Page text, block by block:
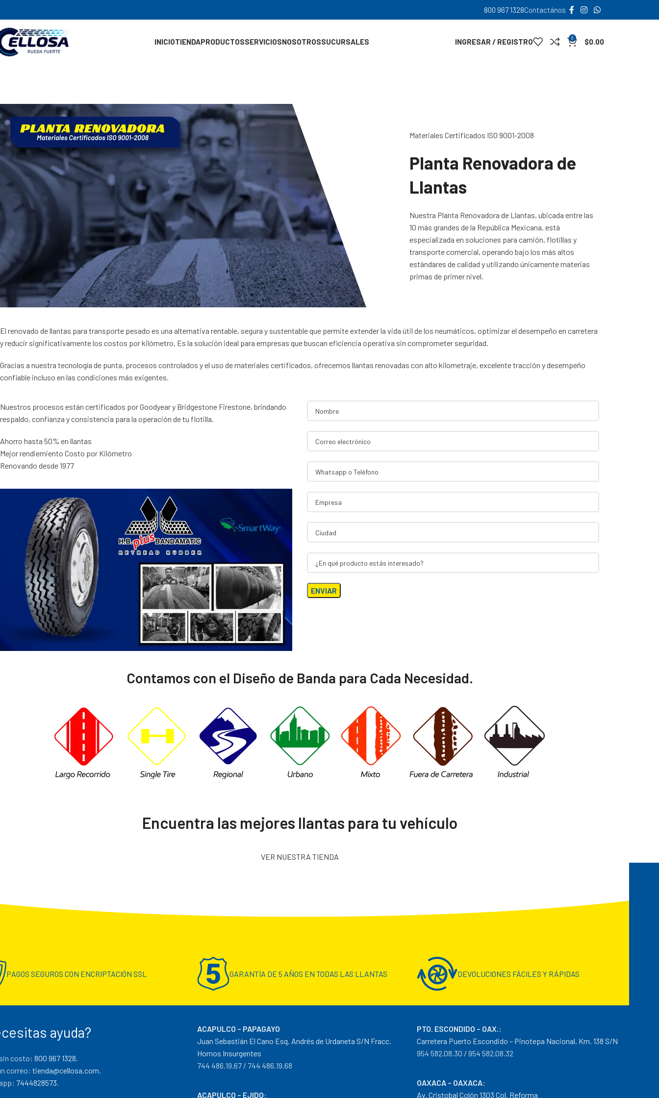
800 967 1328Contactános
INICIOTIENDAPRODUCTOSSERVICIOSNOSOTROSSUCURSALES INGRESAR / REGISTRO 0 $0.00
Materiales Certificados ISO 9001-2008
Planta Renovadora de
Llantas
Nuestra Planta Renovadora de Llantas, ubicada entre las
10 más grandes de la República Mexicana, está
especializada en soluciones para camión, flotillas y
transporte comercial, operando bajo los más altos
estándares de calidad y utilizando únicamente materias
primas de primer nivel.
El renovado de llantas para transporte pesado es una alternativa rentable, segura y sustentable que permite extender la vida útil de los neumáticos, optimizar el desempeño en carretera
y reducir significativamente los costos por kilómetro. Es la solución ideal para empresas que buscan eficiencia operativa sin comprometer seguridad.
Gracias a nuestra tecnología de punta, procesos controlados y el uso de materiales certificados, ofrecemos llantas renovadas con alto kilometraje, excelente tracción y desempeño
confiable incluso en las condiciones más exigentes.
Nuestros procesos están certificados por Goodyear y Bridgestone Firestone, brindando
respaldo, confianza y consistencia para la operación de tu flotilla.
Ahorro hasta 50% en llantas
Mejor rendiemiento Costo por Kilómetro
Renovando desde 1977
Contamos con el Diseño de Banda para Cada Necesidad.
Encuentra las mejores llantas para tu vehículo
VER NUESTRA TIENDA
PAGOS SEGUROS CON ENCRIPTACIÓN SSL GARANTÍA DE 5 AÑOS EN TODAS LAS LLANTAS DEVOLUCIONES FÁCILES Y RÁPIDAS
ayuda?
costo:800 967 1328.
correo:tienda@cellosa.com.
7444828573.
ACAPULCO – PAPAGAYO
Juan Sebastián El Cano Esq. Andrés de Urdaneta S/N Fracc.
Hornos Insurgentes
744 486.19.67 / 744 486.19.68
ACAPULCO – EJIDO:
PTO. ESCONDIDO – OAX.:
Carretera Puerto Escondido – Pinotepa Nacional. Km. 138 S/N
954 582.08.30 / 954 582.08.32
OAXACA – OAXACA:
Av. Cristobal Colón 1303 Col. Reforma